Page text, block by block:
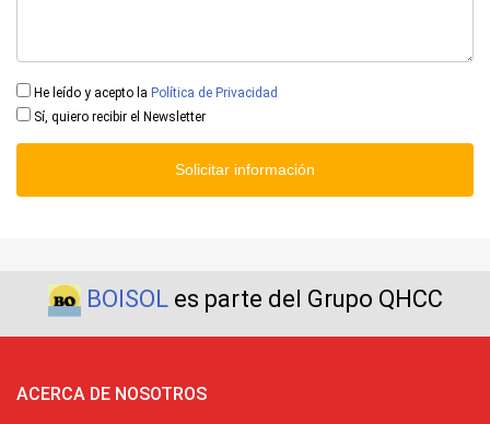
He leído y acepto la Política de Privacidad
Sí, quiero recibir el Newsletter
Solicitar información
BOISOLes parte del Grupo QHCC
ACERCA DE NOSOTROS